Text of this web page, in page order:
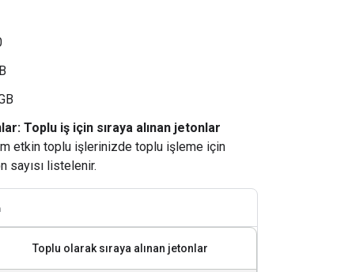
Toplu iş için sıraya alınan jetonlar
etkin toplu işlerinizde toplu işleme için
sayısı listelenir.
Toplu olarak sıraya alınan jetonlar